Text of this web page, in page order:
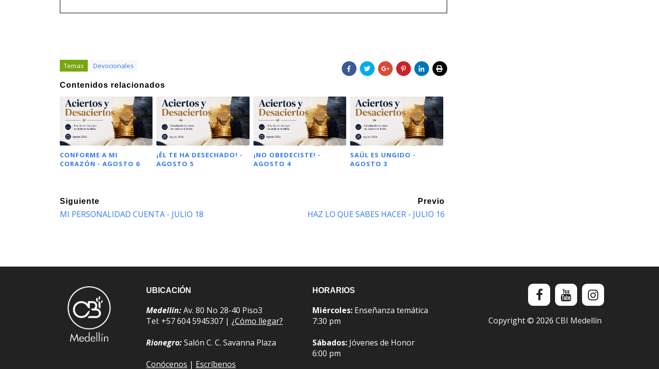
Temas Devocionales
Contenidos relacionados
CONFORME A MI
CORAZÓN - AGOSTO 6
¡ÉL TE HA DESECHADO! -
AGOSTO 5
¡NO OBEDECISTE! -
AGOSTO 4
SAÚL ES UNGIDO -
AGOSTO 3
Siguiente
MI PERSONALIDAD CUENTA - JULIO 18
Previo
HAZ LO QUE SABES HACER - JULIO 16
UBICACIÓN
Medellín:Av. 80 No 28-40 Piso3
Tel: +57 604 5945307 | ¿Cómo llegar?
Rionegro:Salón C. C. Savanna Plaza
Conócenos | Escríbenos
HORARIOS
Miércoles: Enseñanza temática
7:30 pm
Sábados: Jóvenes de Honor
6:00 pm
Copyright © 2026 CBI Medellín